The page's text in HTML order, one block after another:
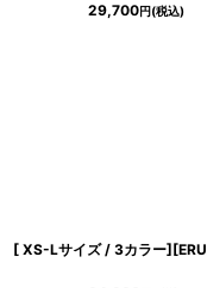
29,700円(税込)